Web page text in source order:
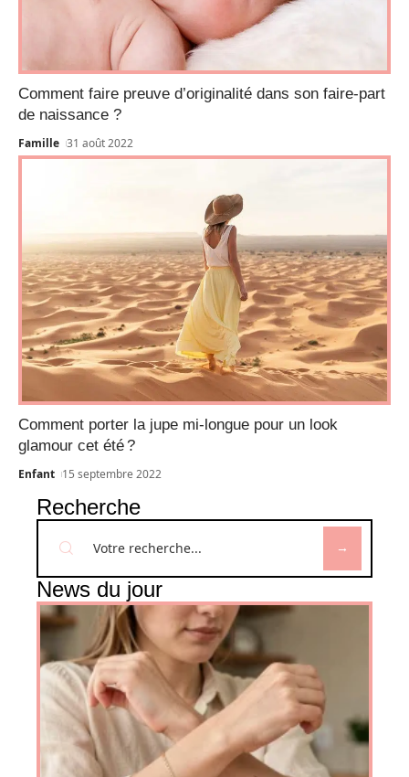
Comment faire preuve d’originalité dans son faire-part
de naissance ?
Famille 31 août 2022
Comment porter la jupe mi-longue pour un look
glamour cet été ?
Enfant 15 septembre 2022
Recherche
News du jour